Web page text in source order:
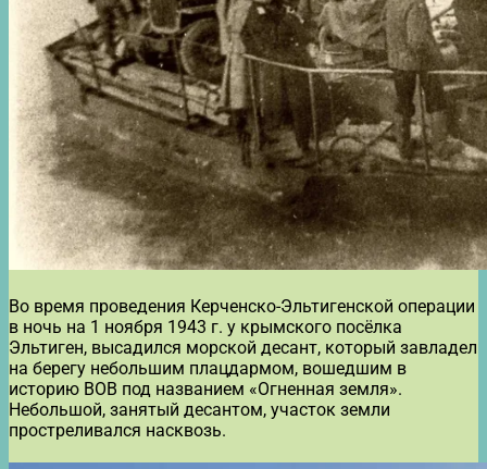
Во время проведения Керченско-Эльтигенской операции
в ночь на 1 ноября 1943 г. у крымского посёлка
Эльтиген, высадился морской десант, который завладел
на берегу небольшим плацдармом, вошедшим в
историю ВОВ под названием «Огненная земля».
Небольшой, занятый десантом, участок земли
простреливался насквозь.